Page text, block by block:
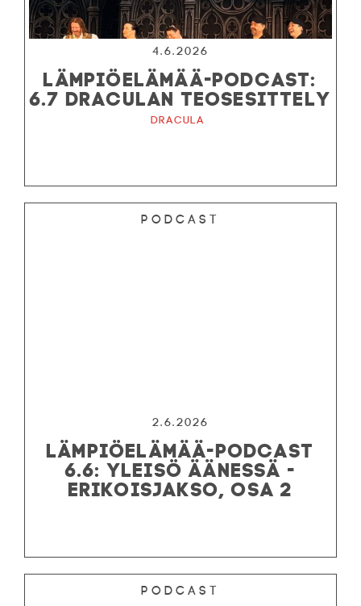
4.6.2026
LÄMPIÖELÄMÄÄ-PODCAST:
6.7 DRACULAN TEOSESITTELY
Dracula
Podcast
2.6.2026
LÄMPIÖELÄMÄÄ-PODCAST
6.6: YLEISÖ ÄÄNESSÄ -
ERIKOISJAKSO, OSA 2
Podcast